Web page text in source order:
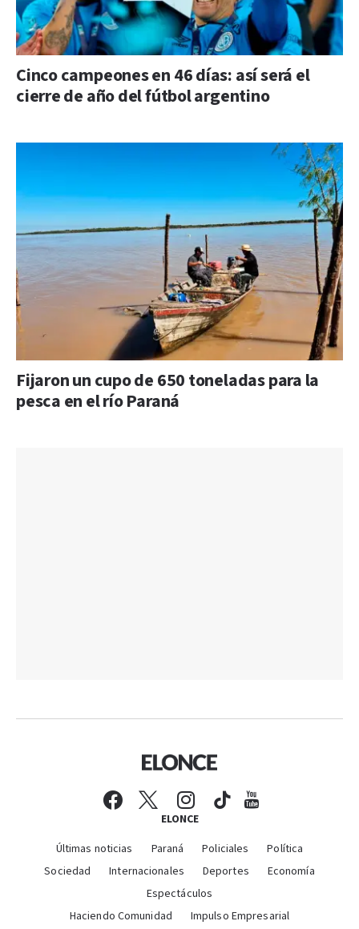
Cinco campeones en 46 días: así será el
cierre de año del fútbol argentino
Fijaron un cupo de 650 toneladas para la
pesca en el río Paraná
ELONCE
Últimas noticias Paraná Policiales
Política
Sociedad
Internacionales Deportes
Economía
Espectáculos
Haciendo Comunidad
Impulso Empresarial